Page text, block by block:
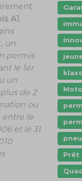
A1 .
un
permis
le 1er
un
de 2
ou
le
et le 31
Moto
Prêt